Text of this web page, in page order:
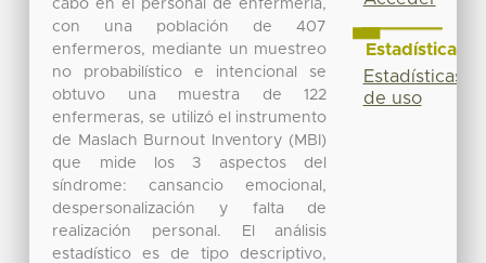
cabo en el personal de enfermería,
con una población de 407
enfermeros, mediante un muestreo
no probabilístico e intencional se
obtuvo una muestra de 122
enfermeras, se utilizó el instrumento
de Maslach Burnout Inventory (MBI)
que mide los 3 aspectos del
síndrome: cansancio emocional,
despersonalización y falta de
realización personal. El análisis
estadístico es de tipo descriptivo,
Estadísticas
Estadísticas
de uso